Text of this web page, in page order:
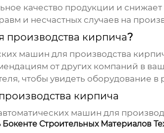
качество продукции и снижает
и несчастных случаев на
производства кирпича?
машин для производства
от других компаний в
, чтобы увидеть оборудование в
кирпича
машин для
Строительных Материалов